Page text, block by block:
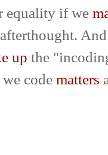
equality if we
And
up the
code matters